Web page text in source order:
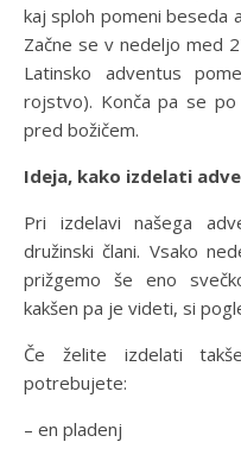
kaj sploh pomeni beseda
Začne se v nedeljo med
Latinsko adventus
rojstvo). Konča pa se
pred božičem.
Ideja, kako izdelati
Pri izdelavi našega
družinski člani. Vsako
prižgemo še eno
kakšen pa je videti, si
Če želite izdelati
potrebujete:
– en pladenj